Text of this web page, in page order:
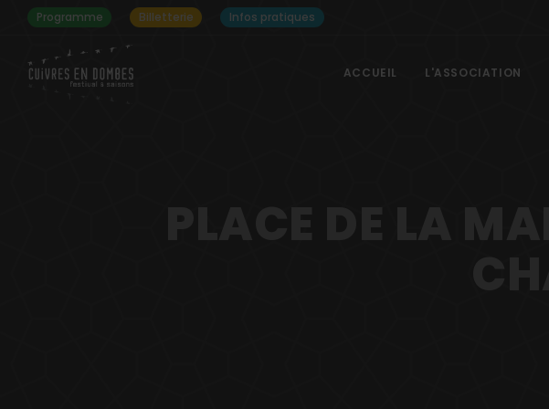
Programme Billetterie Infos pratiques
ACCUEIL L'ASSOCIATION